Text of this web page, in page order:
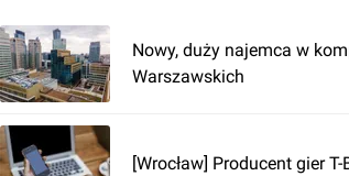
Nowy, duży najemca w
Warszawskich
[Wrocław] Producent gier